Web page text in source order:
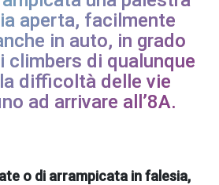
aperta, facilmente
in auto, in grado
climbers di qualunque
difficoltà delle vie
ad arrivare all’8A.
o di arrampicata in falesia,